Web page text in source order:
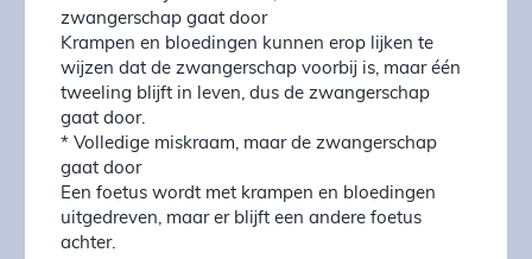
zwangerschap gaat door
Krampen en bloedingen kunnen erop lijken te
wijzen dat de zwangerschap voorbij is, maar één
tweeling blijft in leven, dus de zwangerschap
gaat door.
* Volledige miskraam, maar de zwangerschap
gaat door
Een foetus wordt met krampen en bloedingen
uitgedreven, maar er blijft een andere foetus
achter.